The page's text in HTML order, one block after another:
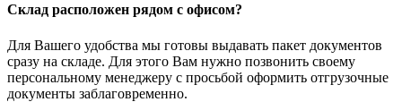
Склад расположен рядом с офисом?
Для Вашего удобства мы готовы выдавать пакет документов
сразу на складе. Для этого Вам нужно позвонить своему
персональному менеджеру с просьбой оформить отгрузочные
документы заблаговременно.